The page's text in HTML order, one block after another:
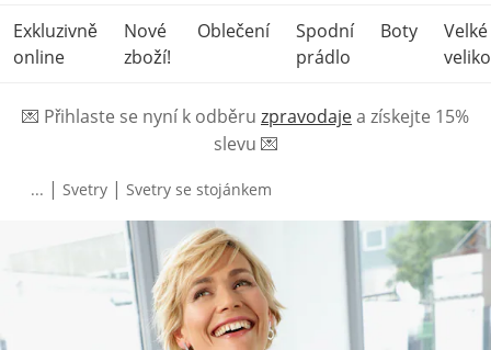
Exkluzivně
online
Nové
zboží!
Oblečení
Spodní
prádlo
Boty
Velké
💌 Přihlaste se nyní k odběru zpravodajea získejte 15%
slevu 💌
... | Svetry | Svetry se stojánkem